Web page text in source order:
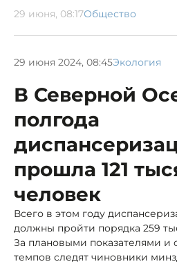
29 июня, 08:17Общество
29 июня 2024, 08:45Экология
В Северной
полгода
прошла 121
человек
Всего в этом году
должны пройти порядка 259
За плановыми показателями и
темпов следят чиновники